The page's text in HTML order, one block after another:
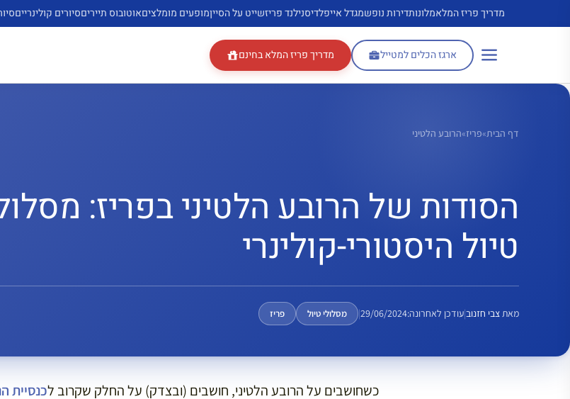
מדריך פריז המלאמלונותדירות נופשמגדל אייפלדיסנילנד פריזשייט על הסייןמופעים מומלציםאוטובוס תייריםסיורים קולינריים
ארגז הכלים למטייל מדריך פריז המלא בחינם
דף הבית»פריז»הרובע הלטיני
הסודות של הרובע הלטיני בפריז:
טיול היסטורי-קולינרי
מאתצבי חזנוב|עודכן לאחרונה:29/06/2024
| מסלולי טיול פריז
כשחושבים על הרובע הלטיני, חושבים (ובצדק) על החלק שקרוב לכנסיית